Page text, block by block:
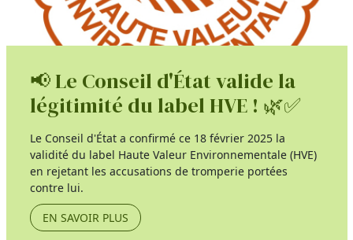
📢 Le Conseil d'État valide la
légitimité du label HVE ! 🌿✅
Le Conseil d'État a confirmé ce 18 février 2025 la
validité du label Haute Valeur Environnementale (HVE)
en rejetant les accusations de tromperie portées
contre lui.
EN SAVOIR PLUS